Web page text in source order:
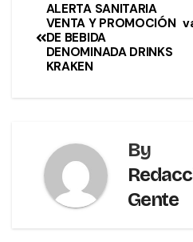
ALERTA SANITARIA
VENTA Y PROMOCIÓN
DE BEBIDA
DENOMINADA DRINKS
KRAKEN
By
Gente